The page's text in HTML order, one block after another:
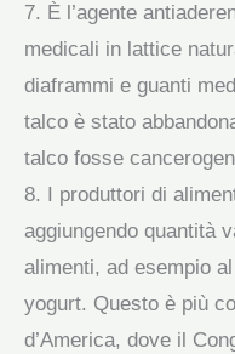
7. È l’agente
medicali in lattice
diaframmi e guanti
talco è stato
talco fosse
8. I produttori di
aggiungendo quantità
alimenti, ad esempio
yogurt. Questo è più
d’America, dove il